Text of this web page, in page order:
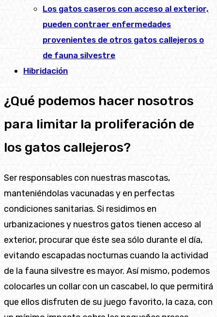
Los gatos caseros con acceso al exterior,
pueden contraer enfermedades
provenientes de otros gatos callejeros o
de fauna silvestre
Hibridación
¿Qué podemos hacer nosotros
para limitar la proliferación de
los gatos callejeros?
Ser responsables con nuestras mascotas,
manteniéndolas vacunadas y en perfectas
condiciones sanitarias. Si residimos en
urbanizaciones y nuestros gatos tienen acceso al
exterior, procurar que éste sea sólo durante el día,
evitando escapadas nocturnas cuando la actividad
de la fauna silvestre es mayor. Así mismo, podemos
colocarles un collar con un cascabel, lo que permitirá
que ellos disfruten de su juego favorito, la caza, con